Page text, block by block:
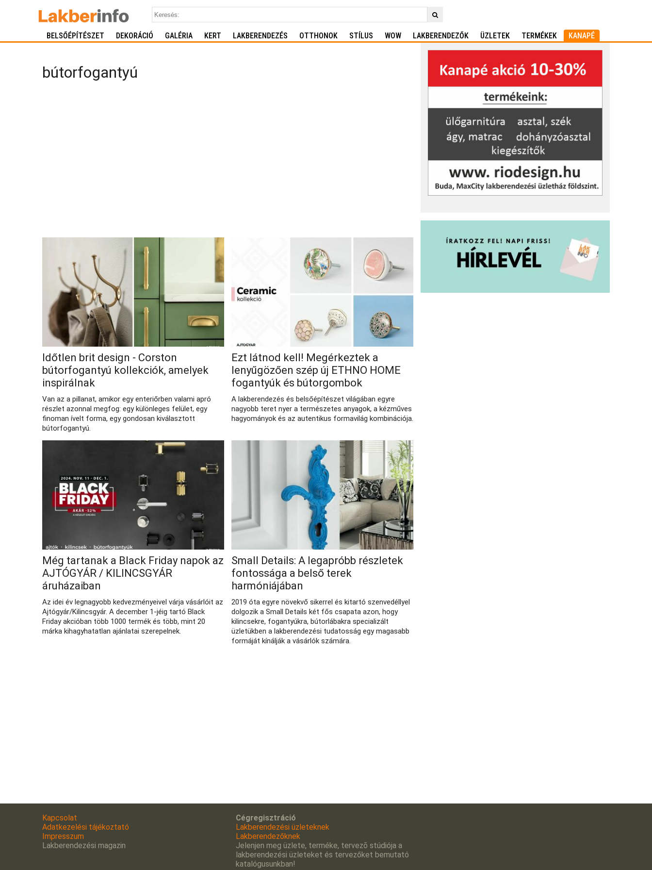
BELSŐÉPÍTÉSZET DEKORÁCIÓ GALÉRIA KERT LAKBERENDEZÉS OTTHONOK STÍLUS WOW LAKBERENDEZŐK ÜZLETEK TERMÉKEK KANAPÉ
bútorfogantyú
Időtlen brit design - Corston
bútorfogantyú kollekciók, amelyek
inspirálnak
Van az a pillanat, amikor egy enteriőrben valami apró
részlet azonnal megfog: egy különleges felület, egy
finoman ívelt forma, egy gondosan kiválasztott
bútorfogantyú.
Ezt látnod kell! Megérkeztek a
lenyűgözően szép új ETHNO HOME
fogantyúk és bútorgombok
A lakberendezés és belsőépítészet világában egyre
nagyobb teret nyer a természetes anyagok, a kézműves
hagyományok és az autentikus formavilág kombinációja.
Még tartanak a Black Friday napok az
AJTÓGYÁR / KILINCSGYÁR
áruházaiban
Az idei év legnagyobb kedvezményeivel várja vásárlóit az
Ajtógyár/Kilincsgyár. A december 1-jéig tartó Black
Friday akcióban több 1000 termék és több, mint 20
márka kihagyhatatlan ajánlatai szerepelnek.
Small Details: A legapróbb részletek
fontossága a belső terek
harmóniájában
2019 óta egyre növekvő sikerrel és kitartó szenvedéllyel
dolgozik a Small Details két fős csapata azon, hogy
kilincsekre, fogantyúkra, bútorlábakra specializált
üzletükben a lakberendezési tudatosság egy magasabb
formáját kínálják a vásárlók számára.
Kapcsolat
Adatkezelési tájékoztató
Impresszum
Lakberendezési magazin
Cégregisztráció
Lakberendezési üzleteknek
Lakberendezőknek
Jelenjen meg üzlete, terméke, tervezõ stúdiója a
lakberendezési üzleteket és tervezőket bemutató
katalógusunkban!